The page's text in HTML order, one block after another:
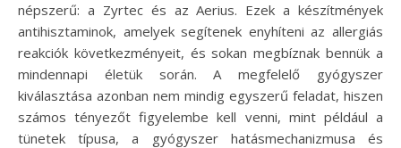
népszerű: a Zyrtec és az Aerius. Ezek a készítmények
antihisztaminok, amelyek segítenek enyhíteni az allergiás
reakciók következményeit, és sokan megbíznak bennük a
mindennapi életük során. A megfelelő gyógyszer
kiválasztása azonban nem mindig egyszerű feladat, hiszen
számos tényezőt figyelembe kell venni, mint például a
tünetek típusa, a gyógyszer hatásmechanizmusa és